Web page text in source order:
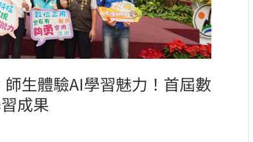
生體驗AI學習魅力！首屆數
成果